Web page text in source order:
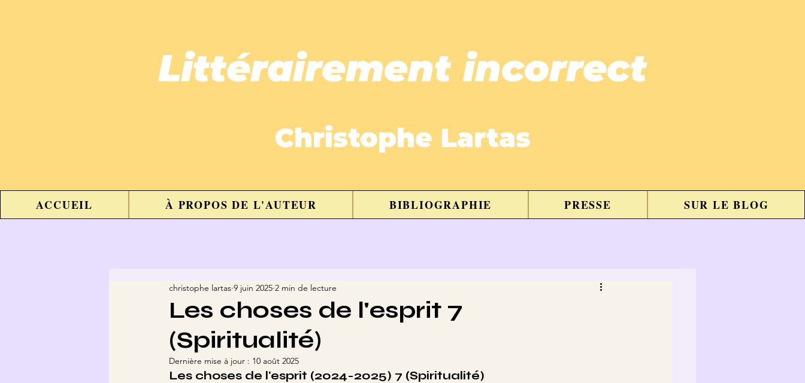
Littérairement incorrect
Christophe Lartas
ACCUEIL À PROPOS DE L'AUTEUR BIBLIOGRAPHIE PRESSE SUR LE BLOG
Les choses de l'esprit 7
(Spiritualité)
christophe lartas 9 juin 2025 2 min de lecture
Dernière mise à jour : 10 août 2025
Les choses de l'esprit (2024-2025) 7 (Spiritualité)